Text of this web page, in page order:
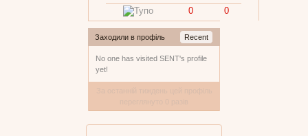
0
0
Заходили в профіль Recent
No one has visited SENT's profile
yet!